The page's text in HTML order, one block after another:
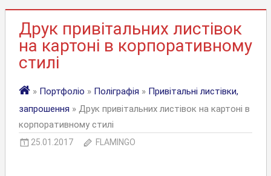
Друк привітальних листівок
на картоні в корпоративному
стилі
» Портфоліо » Поліграфія » Привітальні листівки,
запрошення » Друк привітальних листівок на картоні в
корпоративному стилі
25.01.2017 FLAMINGO